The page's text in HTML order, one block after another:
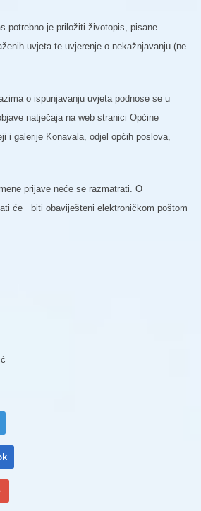
potrebno je priložiti životopis, pisane
uvjeta te uvjerenje o nekažnjavanju (ne
o ispunjavanju uvjeta podnose se u
natječaja na web stranici Općine
i galerije Konavala, odjel općih poslova,
prijave neće se razmatrati. O
će biti obaviješteni elektroničkom poštom